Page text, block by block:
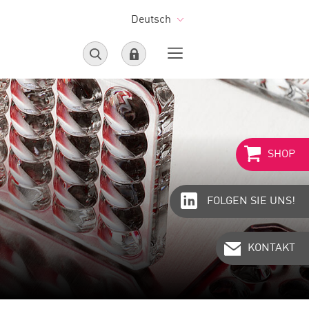
Deutsch
SHOP
FOLGEN SIE UNS!
KONTAKT